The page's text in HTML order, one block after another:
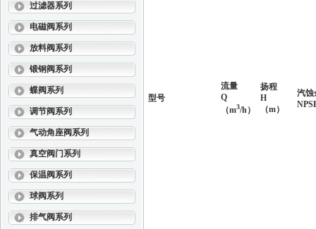
过滤器系列
电磁阀系列
放料阀系列
锻钢阀系列
蝶阀系列
调节阀系列
气动角座阀系列
真空阀门系列
保温阀系列
球阀系列
排气阀系列
型号
流量
Q
（m3/h）
扬程
H
（m）
汽蚀